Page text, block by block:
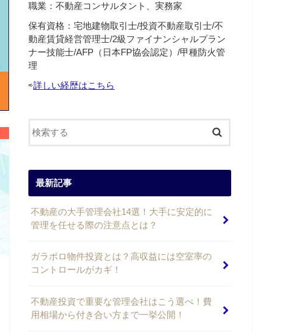
職業：不動産コンサルタント、実務家
保有資格：宅地建物取引士/投資不動産取引士/不
動産賃貸経営管理士/2級ファイナンシャルプラン
ナー技能士/AFP（日本FP協会認定）/甲種防火管
理
⇨詳しい経歴はこちら
最新記事
不動産の大手管理会社14選！大手に安定的に
管理を任せる際の注意点とは？
ガラボロ物件投資とは？高収益には空室率の
コントロールがカギ！
不動産投資で重要な管理会社はこう選べ！費
用相場から付き合い方まで一挙公開！